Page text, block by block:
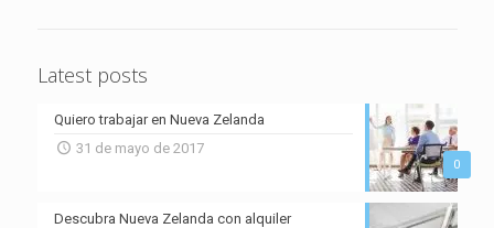
Latest posts
0
Quiero trabajar en Nueva Zelanda
31 de mayo de 2017
Descubra Nueva Zelanda con alquiler